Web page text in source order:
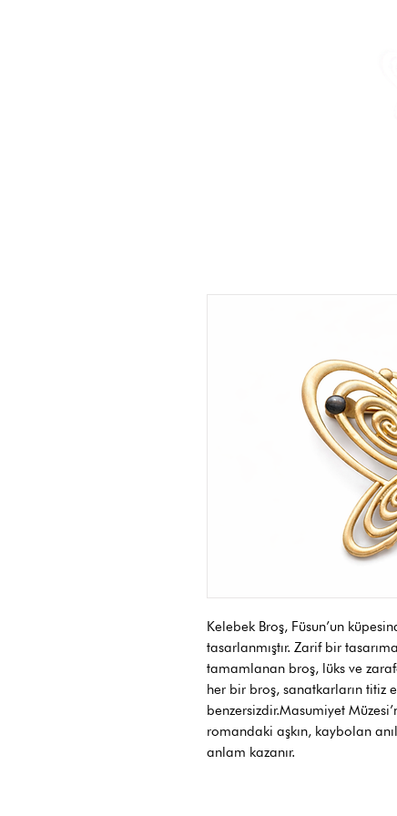
Kelebek Broş, Füsun’un
tasarlanmıştır. Zarif bir
tamamlanan broş, lüks ve
her bir broş, sanatkarların titiz
benzersizdir.Masumiyet
romandaki aşkın, kaybolan
anlam kazanır.